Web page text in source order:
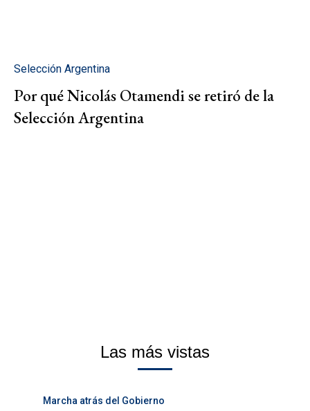
Selección Argentina
Por qué Nicolás Otamendi se retiró de la
Selección Argentina
Las más vistas
Marcha atrás del Gobierno